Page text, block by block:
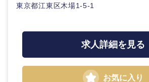
東京都江東区木場1-5-1
求人詳細を見る
お気に入り